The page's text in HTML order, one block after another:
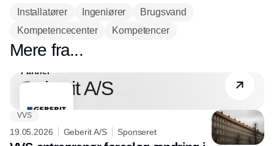
Installatører
Ingeniører
Brugsvand
Kompetencecenter
Kompetencer
Mere fra...
Partner
Geberit A/S
VVS
19.05.2026 Geberit A/S Sponseret